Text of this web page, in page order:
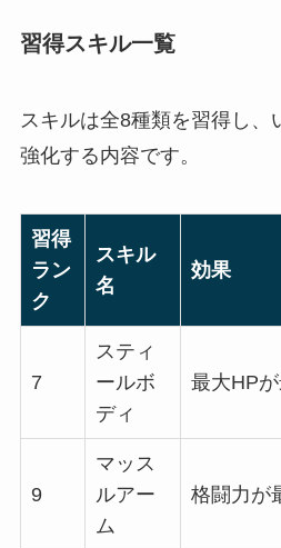
習得スキル一覧
スキルは全8種類を習得し、
強化する内容です。
習得
ラン
ク
スキル
名
効果
7
スティ
ールボ
ディ
最大HP
9
マッス
ルアー
ム
格闘力が